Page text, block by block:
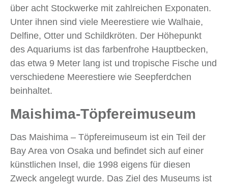
über acht Stockwerke mit zahlreichen Exponaten.
Unter ihnen sind viele Meerestiere wie Walhaie,
Delfine, Otter und Schildkröten. Der Höhepunkt
des Aquariums ist das farbenfrohe Hauptbecken,
das etwa 9 Meter lang ist und tropische Fische und
verschiedene Meerestiere wie Seepferdchen
beinhaltet.
Maishima-Töpfereimuseum
Das Maishima – Töpfereimuseum ist ein Teil der
Bay Area von Osaka und befindet sich auf einer
künstlichen Insel, die 1998 eigens für diesen
Zweck angelegt wurde. Das Ziel des Museums ist